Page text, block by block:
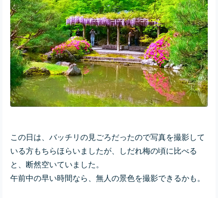
この日は、バッチリの見ごろだったので写真を撮影して
いる方もちらほらいましたが、しだれ梅の頃に比べる
と、断然空いていました。
午前中の早い時間なら、無人の景色を撮影できるかも。